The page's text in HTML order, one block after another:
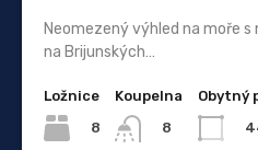
Neomezený výhled na moře
na Brijunských…
Ložnice
8
Koupelna
8
Obytný